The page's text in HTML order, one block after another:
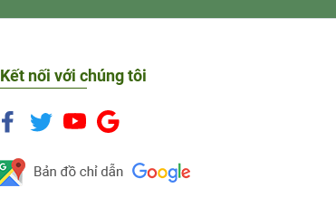
Kết nối với chúng tôi